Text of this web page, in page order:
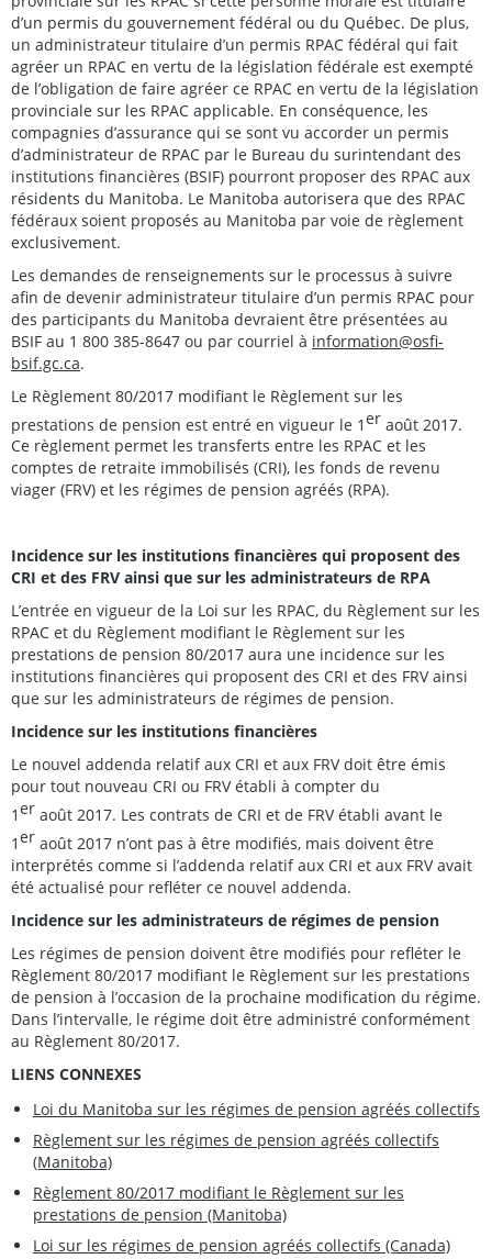
d’un permis du gouvernement fédéral ou du Québec. De plus,
un administrateur titulaire d’un permis RPAC fédéral qui fait
agréer un RPAC en vertu de la législation fédérale est exempté
de l’obligation de faire agréer ce RPAC en vertu de la législation
provinciale sur les RPAC applicable. En conséquence, les
compagnies d’assurance qui se sont vu accorder un permis
d’administrateur de RPAC par le Bureau du surintendant des
institutions financières (BSIF) pourront proposer des RPAC aux
résidents du Manitoba. Le Manitoba autorisera que des RPAC
fédéraux soient proposés au Manitoba par voie de règlement
exclusivement.
Les demandes de renseignements sur le processus à suivre
afin de devenir administrateur titulaire d’un permis RPAC pour
des participants du Manitoba devraient être présentées au
BSIF au 1 800 385-8647 ou par courriel à information@osfi-
bsif.gc.ca.
Le Règlement 80/2017 modifiant le Règlement sur les
prestations de pension est entré en vigueur le 1er août 2017.
Ce règlement permet les transferts entre les RPAC et les
comptes de retraite immobilisés (CRI), les fonds de revenu
viager (FRV) et les régimes de pension agréés (RPA).
Incidence sur les institutions financières qui proposent des
CRI et des FRV ainsi que sur les administrateurs de RPA
L’entrée en vigueur de la Loi sur les RPAC, du Règlement sur les
RPAC et du Règlement modifiant le Règlement sur les
prestations de pension 80/2017 aura une incidence sur les
institutions financières qui proposent des CRI et des FRV ainsi
que sur les administrateurs de régimes de pension.
Incidence sur les institutions financières
Le nouvel addenda relatif aux CRI et aux FRV doit être émis
pour tout nouveau CRI ou FRV établi à compter du
1er août 2017. Les contrats de CRI et de FRV établi avant le
1er août 2017 n’ont pas à être modifiés, mais doivent être
interprétés comme si l’addenda relatif aux CRI et aux FRV avait
été actualisé pour refléter ce nouvel addenda.
Incidence sur les administrateurs de régimes de pension
Les régimes de pension doivent être modifiés pour refléter le
Règlement 80/2017 modifiant le Règlement sur les prestations
de pension à l’occasion de la prochaine modification du régime.
Dans l’intervalle, le régime doit être administré conformément
au Règlement 80/2017.
LIENS CONNEXES
Loi du Manitoba sur les régimes de pension agréés collectifs
Règlement sur les régimes de pension agréés collectifs
(Manitoba)
Règlement 80/2017 modifiant le Règlement sur les
prestations de pension (Manitoba)
Loi sur les régimes de pension agréés collectifs (Canada)